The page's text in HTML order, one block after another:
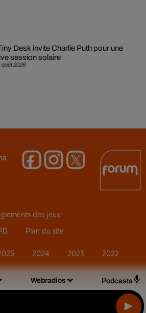
Webradios Podcasts
août 2026
Desk invite Charlie Puth pour une
live session solaire
des jeux
Plan du site
2024 2023 2022